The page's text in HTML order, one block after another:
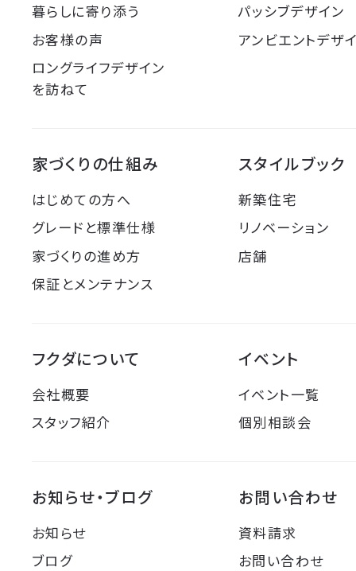
暮らしに寄り添う
お客様の声
ロングライフデザイン
を訪ねて
パッシブデザイン
アンビエントデザ
家づくりの仕組み
はじめての方へ
グレードと標準仕様
家づくりの進め方
保証とメンテナンス
スタイルブック
新築住宅
リノベーション
店舗
フクダについて
会社概要
スタッフ紹介
イベント
イベント一覧
個別相談会
お知らせ・ブログ
お知らせ
ブログ
お問い合わせ
資料請求
お問い合わせ